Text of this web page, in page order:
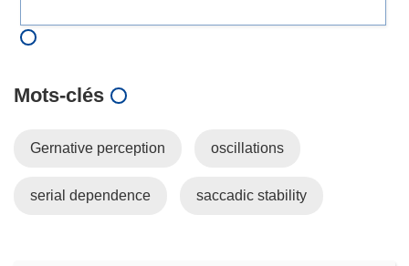
Mots‑clés
Gernative perception oscillations
serial dependence saccadic stability